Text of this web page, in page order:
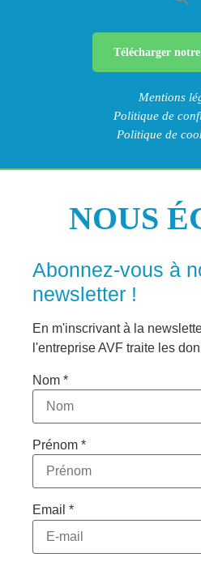
Télécharger
Mentions
Politique de
Politique de
NOUS
Abonnez-vous à
newsletter !
En m'inscrivant à la
l'entreprise AVF traite les
Nom *
Prénom *
Email *